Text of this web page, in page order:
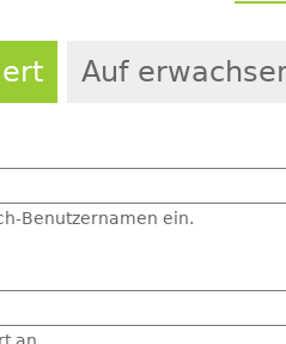
Auf
Benutzernamen ein.